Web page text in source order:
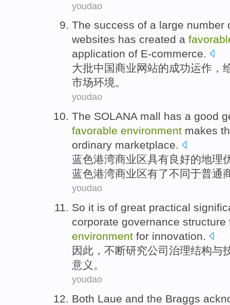
youdao
The success of a large number
websites has created a
application of E-commerce.
大批中国商业网站的成功运作，
市场环境。
youdao
The SOLANA mall has a good
favorable environment makes
ordinary marketplace.
蓝色港湾商业区具有良好的地理
蓝色港湾商业区有了不同于普通
youdao
So it is of great practical
corporate governance structure
environment for innovation.
因此 ， 不断研究公司治理结构与
意义 。
youdao
Both Laue and the Braggs